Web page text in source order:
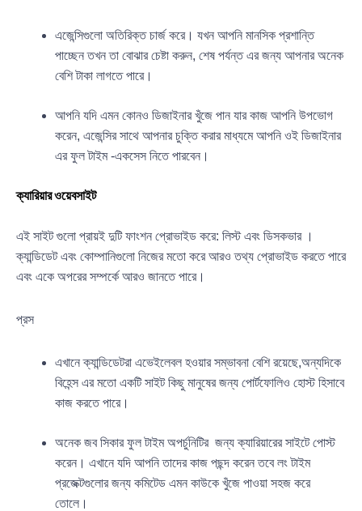
এজেন্সিগুলো অতিরিক্ত চার্জ করে। যখন আপনি মানসিক প্রশান্তি
পাচ্ছেন তখন তা বোঝার চেষ্টা করুন, শেষ পর্যন্ত এর জন্য আপনার অনেক
বেশি টাকা লাগতে পারে।
আপনি যদি এমন কোনও ডিজাইনার খুঁজে পান যার কাজ আপনি উপভোগ
করেন, এজেন্সির সাথে আপনার চুক্তি করার মাধ্যমে আপনি ওই ডিজাইনার
এর ফুল টাইম -একসেস নিতে পারবেন।
ক্যারিয়ার ওয়েবসাইট
এই সাইট গুলো প্রায়ই দুটি ফাংশন প্রোভাইড করে: লিস্ট এবং ডিসকভার ।
ক্যান্ডিডেট এবং কোম্পানিগুলো নিজের মতো করে আরও তথ্য প্রোভাইড করতে পারে
এবং একে অপরের সম্পর্কে আরও জানতে পারে।
প্রস
এখানে ক্যান্ডিডেটরা এভেইলেবল হওয়ার সম্ভাবনা বেশি রয়েছে,অন্যদিকে
বিহেন্স এর মতো একটি সাইট কিছু মানুষের জন্য পোর্টফোলিও হোস্ট হিসাবে
কাজ করতে পারে।
অনেক জব সিকার ফুল টাইম অপর্চুনিটির জন্য ক্যারিয়ারের সাইটে পোস্ট
করেন। এখানে যদি আপনি তাদের কাজ পছন্দ করেন তবে লং টাইম
প্রজেক্টগুলোর জন্য কমিটেড এমন কাউকে খুঁজে পাওয়া সহজ করে
তোলে।